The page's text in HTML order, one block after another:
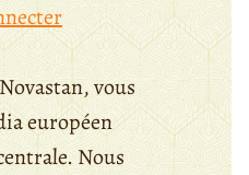
vous
européen
Nous